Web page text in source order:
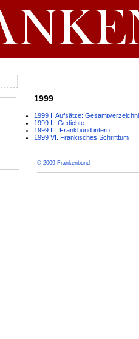
1999
1999 I. Aufsätze:
1999 II. Gedichte
1999 III. Frankbund intern
1999 VI. Fränkisches Schrifttum
© 2009 Frankenbund